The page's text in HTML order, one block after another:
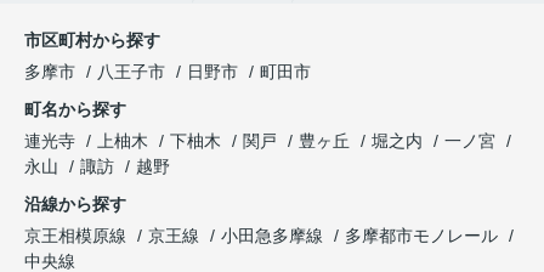
市区町村から探す
多摩市
八王子市 日野市
町田市
町名から探す
連光寺
上柚木 下柚木 関戸 豊ヶ丘 堀之内
一ノ宮
永山
諏訪
越野
沿線から探す
京王相模原線
京王線 小田急多摩線
多摩都市モノレール
中央線